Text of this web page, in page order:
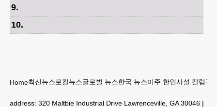
9.
10.
Home최신뉴스로컬뉴스글로벌 뉴스한국 뉴스미주 한인사설 칼럼구
address: 320 Maltbie Industrial Drive Lawrenceville, GA 30046 |